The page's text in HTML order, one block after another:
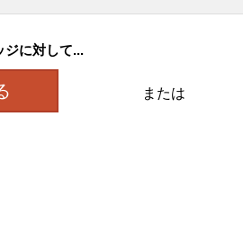
ジに対して...
または